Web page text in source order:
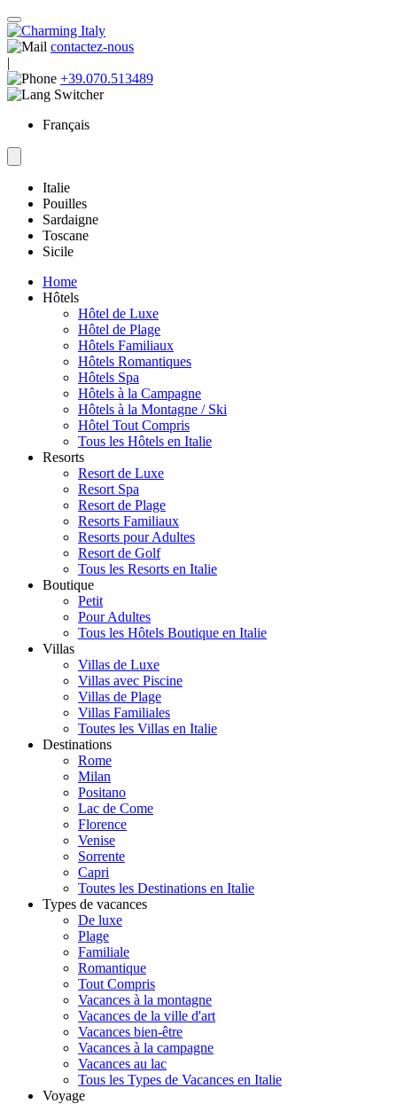
contactez-nous
|
+39.070.513489
Français
Italie
Pouilles
Sardaigne
Toscane
Sicile
Home
Hôtels
Hôtel de Luxe
Hôtel de Plage
Hôtels Familiaux
Hôtels Romantiques
Hôtels Spa
Hôtels à la Campagne
Hôtels à la Montagne / Ski
Hôtel Tout Compris
Tous les Hôtels en Italie
Resorts
Resort de Luxe
Resort Spa
Resort de Plage
Resorts Familiaux
Resorts pour Adultes
Resort de Golf
Tous les Resorts en Italie
Boutique
Petit
Pour Adultes
Tous les Hôtels Boutique en Italie
Villas
Villas de Luxe
Villas avec Piscine
Villas de Plage
Villas Familiales
Toutes les Villas en Italie
Destinations
Rome
Milan
Positano
Lac de Come
Florence
Venise
Sorrente
Capri
Toutes les Destinations en Italie
Types de vacances
De luxe
Plage
Familiale
Romantique
Tout Compris
Vacances à la montagne
Vacances de la ville d'art
Vacances bien-être
Vacances à la campagne
Vacances au lac
Tous les Types de Vacances en Italie
Voyage